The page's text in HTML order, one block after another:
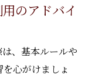
のアドバイ
、基本ルールや
心がけましょ